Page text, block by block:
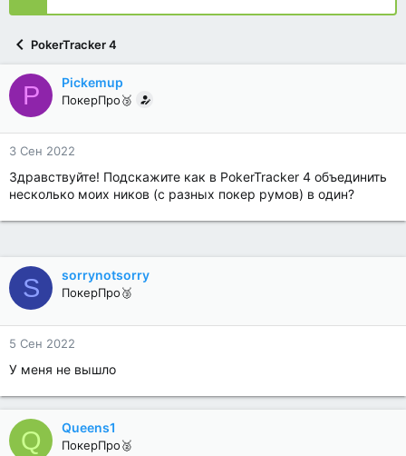
PokerTracker 4
P Pickemup
ПокерПро🥉
3 Сен 2022
Здравствуйте! Подскажите как в PokerTracker 4 объединить
несколько моих ников (с разных покер румов) в один?
S sorrynotsorry
ПокерПро🥉
5 Сен 2022
У меня не вышло
Q Queens1
ПокерПро🥈